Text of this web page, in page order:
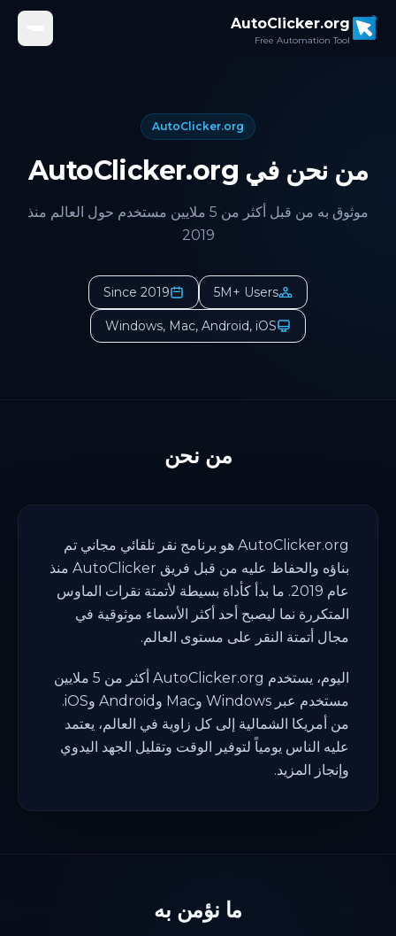
AutoClicker.org
Free Automation Tool
AutoClicker.org
من نحن في AutoClicker.org
موثوق به من قبل أكثر من 5 ملايين مستخدم حول العالم منذ
2019
5M+ Users
Since 2019
Windows, Mac, Android, iOS
من نحن
AutoClicker.org هو برنامج نقر تلقائي مجاني تم
بناؤه والحفاظ عليه من قبل فريق AutoClicker منذ
عام 2019. ما بدأ كأداة بسيطة لأتمتة نقرات الماوس
المتكررة نما ليصبح أحد أكثر الأسماء موثوقية في
مجال أتمتة النقر على مستوى العالم.
اليوم، يستخدم AutoClicker.org أكثر من 5 ملايين
مستخدم عبر Windows وMac وAndroid وiOS.
من أمريكا الشمالية إلى كل زاوية في العالم، يعتمد
عليه الناس يومياً لتوفير الوقت وتقليل الجهد اليدوي
وإنجاز المزيد.
ما نؤمن به